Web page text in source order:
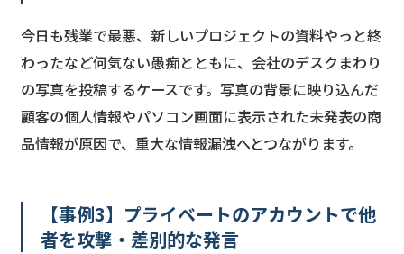
今日も残業で最悪、新しいプロジェクトの資料やっと終
わったなど何気ない愚痴とともに、会社のデスクまわり
の写真を投稿するケースです。写真の背景に映り込んだ
顧客の個人情報やパソコン画面に表示された未発表の商
品情報が原因で、重大な情報漏洩へとつながります。
【事例3】プライベートのアカウントで他
者を攻撃・差別的な発言